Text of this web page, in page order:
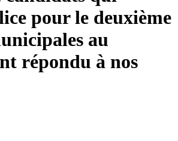
pour le deuxième
au
répondu à nos